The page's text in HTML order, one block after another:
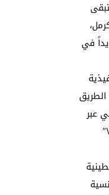
في
الطريق
عبر
ما يسمى حاجز حوارة”. ولم يحظ هذا النداء بأي تفاعل شعبي، إذ يطلب أعضاء التنفيذية الذين يملكون بطاقات”VIP”